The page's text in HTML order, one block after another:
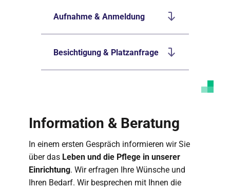
Aufnahme & Anmeldung
Besichtigung & Platzanfrage
Information & Beratung
In einem ersten Gespräch informieren wir Sie
über das Leben und die Pflege in unserer
Einrichtung. Wir erfragen Ihre Wünsche und
Ihren Bedarf. Wir besprechen mit Ihnen die